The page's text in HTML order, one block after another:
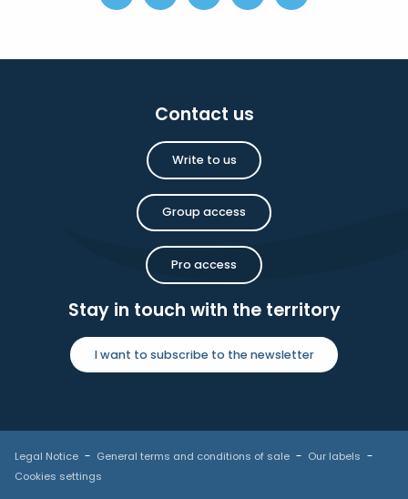
Contact us
Write to us
Group access
Pro access
Stay in touch with the territory
I want to subscribe to the newsletter
Legal Notice General terms and conditions of sale
Our labels
Cookies settings